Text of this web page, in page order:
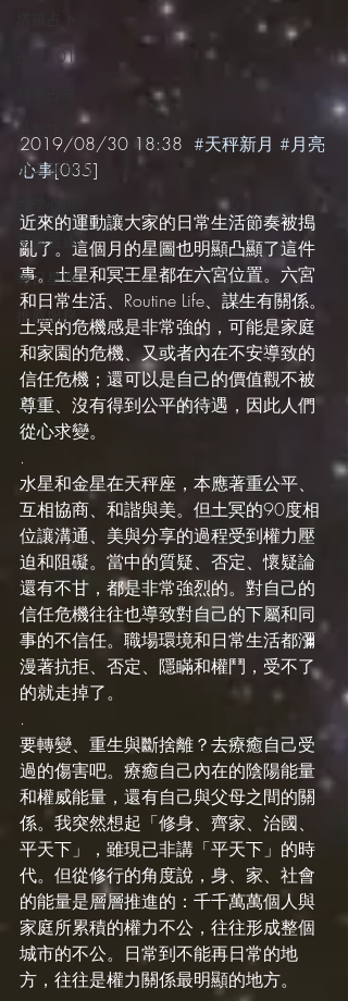
占星101
外星訊息
遊走在藝術
星座週運
每日星運
推薦服務
2019/08/30 18:38 #天秤新月 #月亮
心事[035]
近來的運動讓大家的日常生活節奏被搗
亂了。這個月的星圖也明顯凸顯了這件
事。土星和冥王星都在六宮位置。六宮
和日常生活、Routine Life、謀生有關係。
土冥的危機感是非常強的，可能是家庭
和家園的危機、又或者內在不安導致的
信任危機；還可以是自己的價值觀不被
尊重、沒有得到公平的待遇，因此人們
從心求變。
.
水星和金星在天秤座，本應著重公平、
互相協商、和諧與美。但土冥的90度相
位讓溝通、美與分享的過程受到權力壓
迫和阻礙。當中的質疑、否定、懷疑論
還有不甘，都是非常強烈的。對自己的
信任危機往往也導致對自己的下屬和同
事的不信任。職場環境和日常生活都瀰
漫著抗拒、否定、隱瞞和權鬥，受不了
的就走掉了。
.
要轉變、重生與斷捨離？去療癒自己受
過的傷害吧。療癒自己內在的陰陽能量
和權威能量，還有自己與父母之間的關
係。我突然想起「修身、齊家、治國、
平天下」，雖現已非講「平天下」的時
代。但從修行的角度說，身、家、社會
的能量是層層推進的：千千萬萬個人與
家庭所累積的權力不公，往往形成整個
城市的不公。日常到不能再日常的地
方，往往是權力關係最明顯的地方。